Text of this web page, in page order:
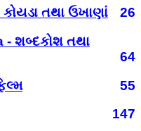
તથા ઉખાણાં
26
- શબ્દકોશ તથા
64
55
147